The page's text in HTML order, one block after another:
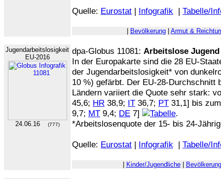
Quelle: Eurostat | Infografik | Tabelle/
Bevölkerung Armut &
Jugendarbeitslosigkeit
EU-2016
24.06.16 (777)
dpa-Globus 11081: Arbeitslose
In der Europakarte sind die 28 EU-
der Jugendarbeitslosigkeit* von
10 %) gefärbt. Der EU-28-Durchschnitt
Ländern variiert die Quote sehr stark:
45,6; HR 38,9; IT 36,7; PT 31,1] bis
9,7; MT 9,4; DE 7]
.
*Arbeitslosenquote der 15- bis 24-
Quelle: Eurostat | Infografik | Tabelle/
Kinder/Jugendliche| Bevölkerung